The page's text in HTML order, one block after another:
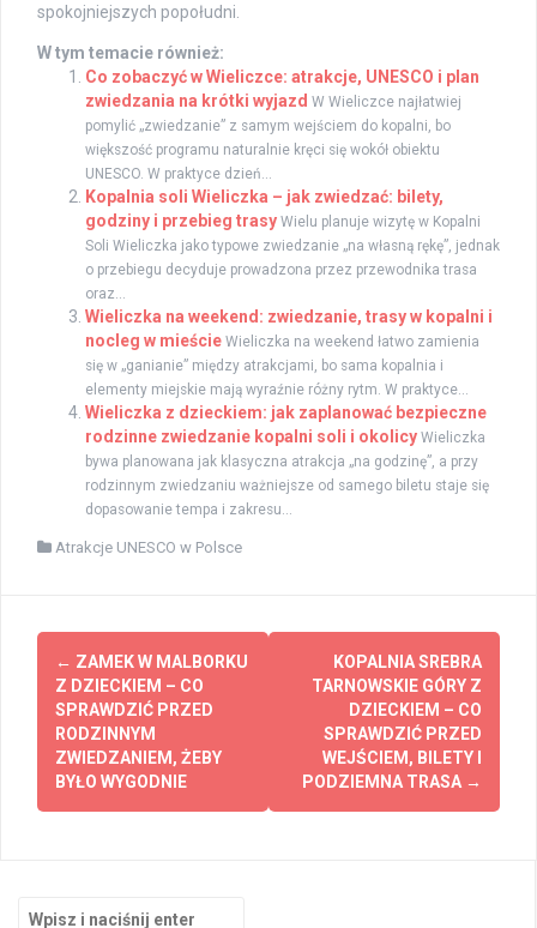
spokojniejszych popołudni.
W tym temacie również:
Co zobaczyć w Wieliczce: atrakcje, UNESCO i plan
zwiedzania na krótki wyjazd W Wieliczce najłatwiej
pomylić „zwiedzanie” z samym wejściem do kopalni, bo
większość programu naturalnie kręci się wokół obiektu
UNESCO. W praktyce dzień...
Kopalnia soli Wieliczka – jak zwiedzać: bilety,
godziny i przebieg trasy Wielu planuje wizytę w Kopalni
Soli Wieliczka jako typowe zwiedzanie „na własną rękę”, jednak
o przebiegu decyduje prowadzona przez przewodnika trasa
oraz...
Wieliczka na weekend: zwiedzanie, trasy w kopalni i
nocleg w mieście Wieliczka na weekend łatwo zamienia
się w „ganianie” między atrakcjami, bo sama kopalnia i
elementy miejskie mają wyraźnie różny rytm. W praktyce...
Wieliczka z dzieckiem: jak zaplanować bezpieczne
rodzinne zwiedzanie kopalni soli i okolicy Wieliczka
bywa planowana jak klasyczna atrakcja „na godzinę”, a przy
rodzinnym zwiedzaniu ważniejsze od samego biletu staje się
dopasowanie tempa i zakresu...
Atrakcje UNESCO w Polsce
Zobacz
wpisy
← ZAMEK W MALBORKU
Z DZIECKIEM – CO
SPRAWDZIĆ PRZED
RODZINNYM
ZWIEDZANIEM, ŻEBY
BYŁO WYGODNIE
KOPALNIA SREBRA
TARNOWSKIE GÓRY Z
DZIECKIEM – CO
SPRAWDZIĆ PRZED
WEJŚCIEM, BILETY I
PODZIEMNA TRASA →